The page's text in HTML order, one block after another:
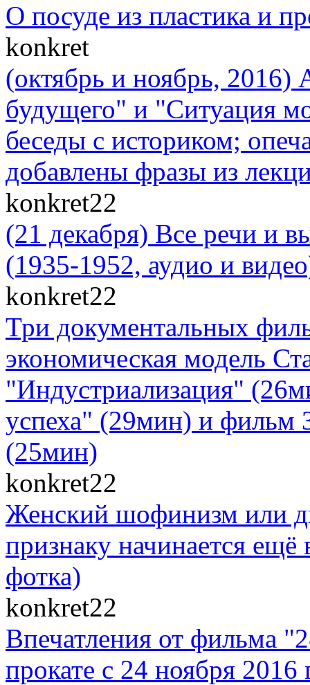
О посуде из пластика и
konkret
(октябрь и ноябрь,
будущего" и "Cитуация
беседы с историком;
добавлены фразы из
konkret22
(21 декабря) Все речи и
(1935-1952, аудио и
konkret22
Три документальных
экономическая модель
"Индустриализация"
успеха" (29мин) и фильм
(25мин)
konkret22
Женский шофинизм или
признаку начинается ещё
фотка)
konkret22
Впечатления от фильма
прокате с 24 ноября